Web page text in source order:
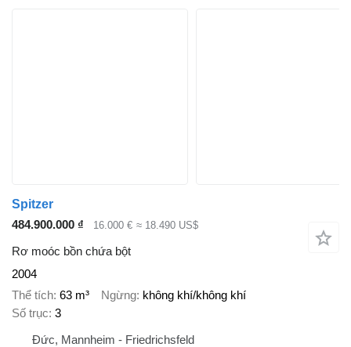
Spitzer
484.900.000 ₫
16.000 € ≈ 18.490 US$
Rơ moóc bồn chứa bột
2004
Thể tích 63 m³ Ngừng không khí/không khí
Số trục 3
Đức, Mannheim - Friedrichsfeld